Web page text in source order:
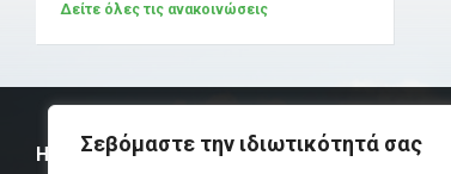
Σεβόμαστε την ιδιωτικότητά σας
Δείτε όλες τις ανακοινώσεις
Η ΟΜΟΣΠΟΝΔΙΑ